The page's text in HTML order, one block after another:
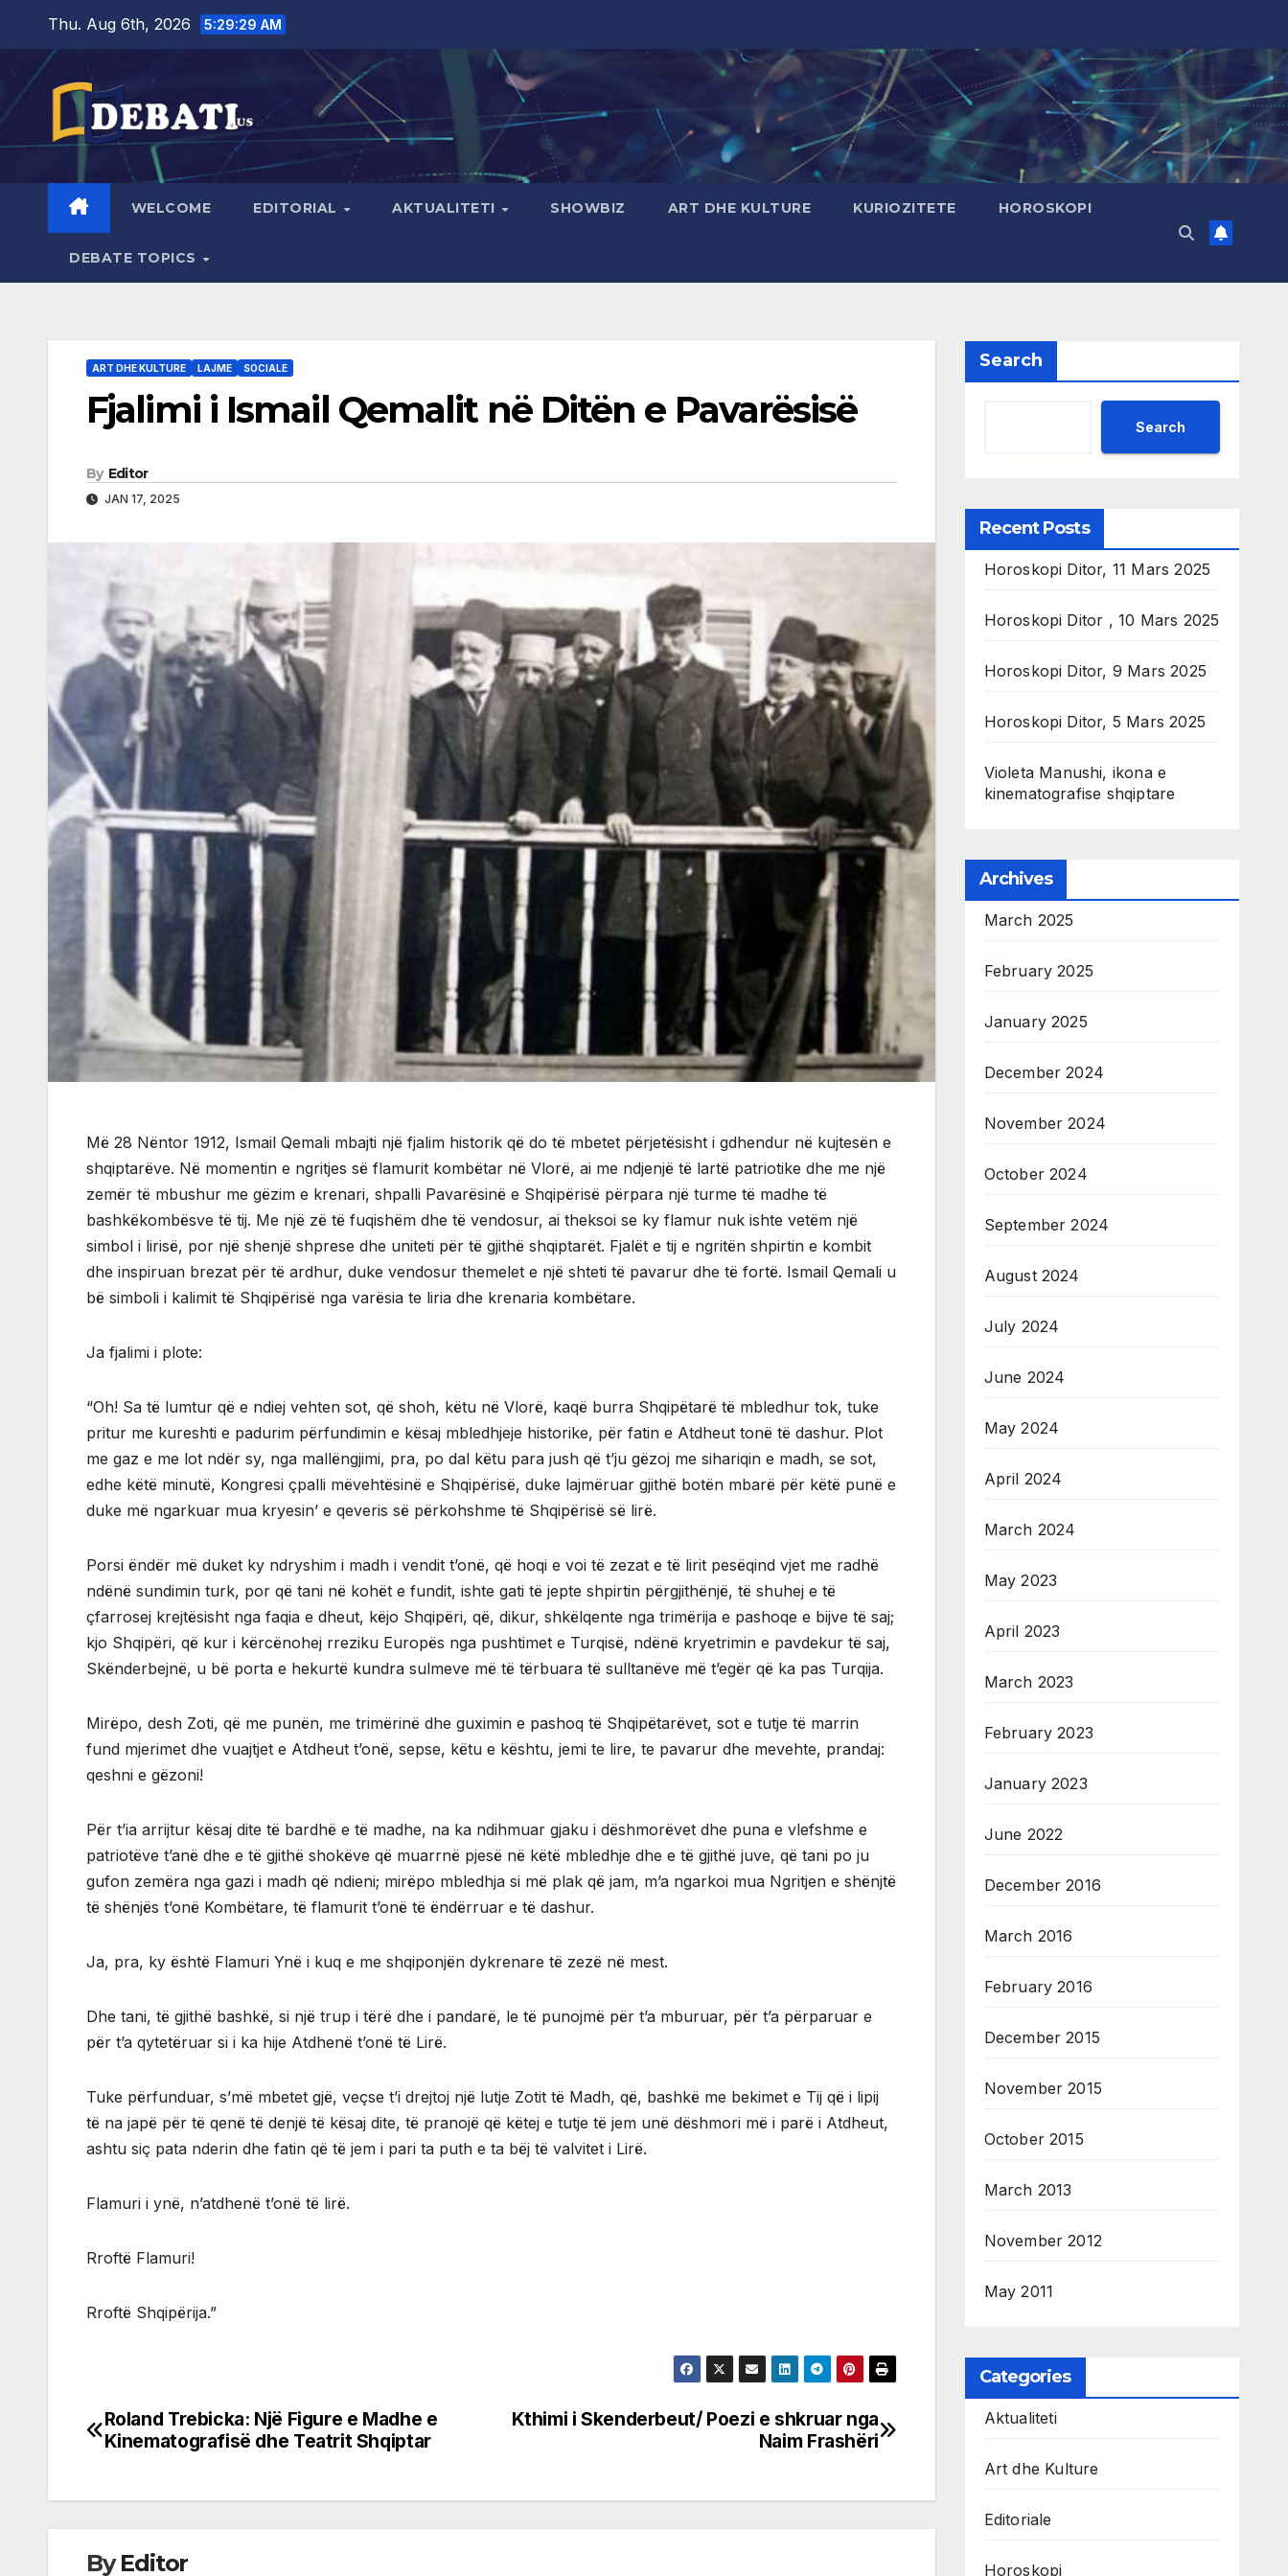
content
Thu. Aug 6th, 2026 5:29:30 AM
WELCOME EDITORIAL AKTUALITETI SHOWBIZ ART DHE KULTURE KURIOZITETE HOROSKOPI
DEBATE TOPICS
ART DHE KULTURE LAJME SOCIALE
Fjalimi i Ismail Qemalit në Ditën e Pavarësisë
By Editor
JAN 17, 2025
Më 28 Nëntor 1912, Ismail Qemali mbajti një fjalim historik që do të mbetet përjetësisht i gdhendur në kujtesën e
shqiptarëve. Në momentin e ngritjes së flamurit kombëtar në Vlorë, ai me ndjenjë të lartë patriotike dhe me një
zemër të mbushur me gëzim e krenari, shpalli Pavarësinë e Shqipërisë përpara një turme të madhe të
bashkëkombësve të tij. Me një zë të fuqishëm dhe të vendosur, ai theksoi se ky flamur nuk ishte vetëm një
simbol i lirisë, por një shenjë shprese dhe uniteti për të gjithë shqiptarët. Fjalët e tij e ngritën shpirtin e kombit
dhe inspiruan brezat për të ardhur, duke vendosur themelet e një shteti të pavarur dhe të fortë. Ismail Qemali u
bë simboli i kalimit të Shqipërisë nga varësia te liria dhe krenaria kombëtare.
Ja fjalimi i plote:
“Oh! Sa të lumtur që e ndiej vehten sot, që shoh, këtu në Vlorë, kaqë burra Shqipëtarë të mbledhur tok, tuke
pritur me kureshti e padurim përfundimin e kësaj mbledhjeje historike, për fatin e Atdheut tonë të dashur. Plot
me gaz e me lot ndër sy, nga mallëngjimi, pra, po dal këtu para jush që t’ju gëzoj me sihariqin e madh, se sot,
edhe këtë minutë, Kongresi çpalli mëvehtësinë e Shqipërisë, duke lajmëruar gjithë botën mbarë për këtë punë e
duke më ngarkuar mua kryesin’ e qeveris së përkohshme të Shqipërisë së lirë.
Porsi ëndër më duket ky ndryshim i madh i vendit t’onë, që hoqi e voi të zezat e të lirit pesëqind vjet me radhë
ndënë sundimin turk, por që tani në kohët e fundit, ishte gati të jepte shpirtin përgjithënjë, të shuhej e të
çfarrosej krejtësisht nga faqia e dheut, këjo Shqipëri, që, dikur, shkëlqente nga trimërija e pashoqe e bijve të saj;
kjo Shqipëri, që kur i kërcënohej rreziku Europës nga pushtimet e Turqisë, ndënë kryetrimin e pavdekur të saj,
Skënderbejnë, u bë porta e hekurtë kundra sulmeve më të tërbuara të sulltanëve më t’egër që ka pas Turqija.
Mirëpo, desh Zoti, që me punën, me trimërinë dhe guximin e pashoq të Shqipëtarëvet, sot e tutje të marrin
fund mjerimet dhe vuajtjet e Atdheut t’onë, sepse, këtu e kështu, jemi te lire, te pavarur dhe mevehte, prandaj:
qeshni e gëzoni!
Për t’ia arrijtur kësaj dite të bardhë e të madhe, na ka ndihmuar gjaku i dëshmorëvet dhe puna e vlefshme e
patriotëve t’anë dhe e të gjithë shokëve që muarrnë pjesë në këtë mbledhje dhe e të gjithë juve, që tani po ju
gufon zemëra nga gazi i madh që ndieni; mirëpo mbledhja si më plak që jam, m’a ngarkoi mua Ngritjen e shënjtë
të shënjës t’onë Kombëtare, të flamurit t’onë të ëndërruar e të dashur.
Ja, pra, ky është Flamuri Ynë i kuq e me shqiponjën dykrenare të zezë në mest.
Dhe tani, të gjithë bashkë, si një trup i tërë dhe i pandarë, le të punojmë për t’a mburuar, për t’a përparuar e
për t’a qytetëruar si i ka hije Atdhenë t’onë të Lirë.
Tuke përfunduar, s’më mbetet gjë, veçse t’i drejtoj një lutje Zotit të Madh, që, bashkë me bekimet e Tij që i lipij
të na japë për të qenë të denjë të kësaj dite, të pranojë që këtej e tutje të jem unë dëshmori më i parë i Atdheut,
ashtu siç pata nderin dhe fatin që të jem i pari ta puth e ta bëj të valvitet i Lirë.
Flamuri i ynë, n’atdhenë t’onë të lirë.
Rroftë Flamuri!
Rroftë Shqipërija.”
Post
Kthimi i Skenderbeut/ Poezi e shkruar nga
Naim Frashëri
Roland Trebicka: Një Figure e Madhe e
Kinematografisë dhe Teatrit Shqiptar
ByEditor
Search
Search
Recent Posts
Horoskopi Ditor, 11 Mars 2025
Horoskopi Ditor , 10 Mars 2025
Horoskopi Ditor, 9 Mars 2025
Horoskopi Ditor, 5 Mars 2025
Violeta Manushi, ikona e
kinematografise shqiptare
Archives
March 2025
February 2025
January 2025
December 2024
November 2024
October 2024
September 2024
August 2024
July 2024
June 2024
May 2024
April 2024
March 2024
May 2023
April 2023
March 2023
February 2023
January 2023
June 2022
December 2016
March 2016
February 2016
December 2015
November 2015
October 2015
March 2013
November 2012
May 2011
Categories
Aktualiteti
Art dhe Kulture
Editoriale
Horoskopi